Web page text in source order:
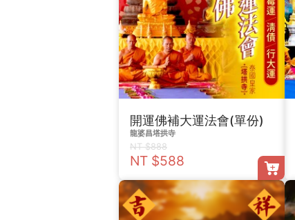
開運佛補大運法會(單份)
龍婆昌塔拱寺
NT $888
NT $588